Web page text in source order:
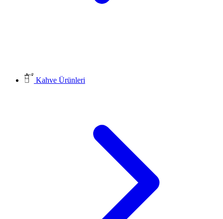
Kahve Ürünleri